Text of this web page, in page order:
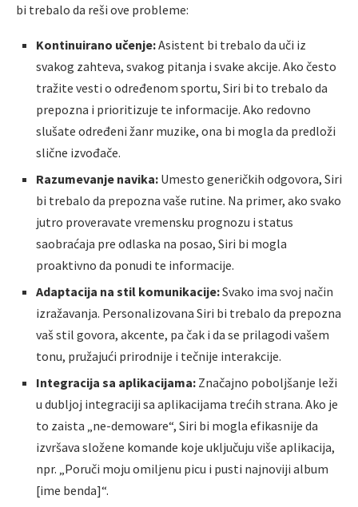
bi trebalo da reši ove probleme:
Kontinuirano učenje:Asistent bi trebalo da uči iz
svakog zahteva, svakog pitanja i svake akcije. Ako često
tražite vesti o određenom sportu, Siri bi to trebalo da
prepozna i prioritizuje te informacije. Ako redovno
slušate određeni žanr muzike, ona bi mogla da predloži
slične izvođače.
Razumevanje navika: Umesto generičkih odgovora, Siri
bi trebalo da prepozna vaše rutine. Na primer, ako svako
jutro proveravate vremensku prognozu i status
saobraćaja pre odlaska na posao, Siri bi mogla
proaktivno da ponudi te informacije.
Adaptacija na stil komunikacije:Svako ima svoj način
izražavanja. Personalizovana Siri bi trebalo da prepozna
vaš stil govora, akcente, pa čak i da se prilagodi vašem
tonu, pružajući prirodnije i tečnije interakcije.
Integracija sa aplikacijama: Značajno poboljšanje leži
u dubljoj integraciji sa aplikacijama trećih strana. Ako je
to zaista „ne-demoware“, Siri bi mogla efikasnije da
izvršava složene komande koje uključuju više aplikacija,
npr. „Poruči moju omiljenu picu i pusti najnoviji album
[ime benda]“.